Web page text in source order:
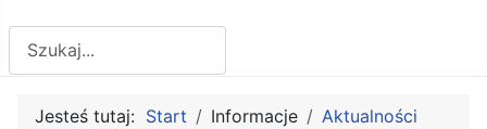
Jesteś tutaj: Start Informacje
Aktualności